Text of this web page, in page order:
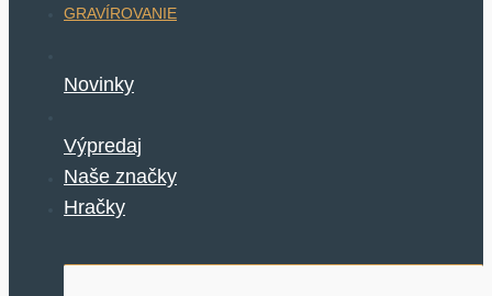
GRAVÍROVANIE
Novinky
Výpredaj
Naše značky
Hračky